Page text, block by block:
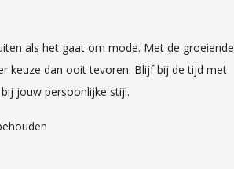
als het gaat om mode. Met de groeiende
keuze dan ooit tevoren. Blijf bij de tijd met
jouw persoonlijke stijl.